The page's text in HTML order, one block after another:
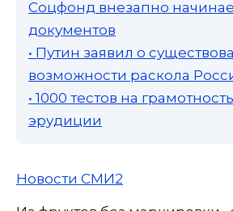
Соцфонд внезапно
документов
• Путин заявил о
возможности раскола
• 1000 тестов на
эрудиции
Новости СМИ2